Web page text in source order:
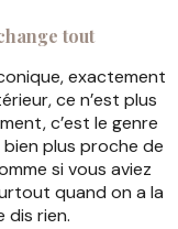
tout
exactement
ce n’est plus
c’est le genre
plus proche de
si vous aviez
quand on a la
dis rien.